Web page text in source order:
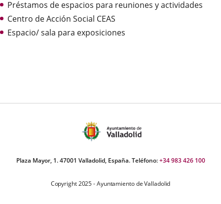
externa.externa.
Préstamos de espacios para reuniones y actividades
Centro de Acción Social CEAS
Espacio/ sala para exposiciones
Plaza Mayor, 1. 47001 Valladolid, España. Teléfono:+34 983 426 100
Copyright 2025 - Ayuntamiento de Valladolid